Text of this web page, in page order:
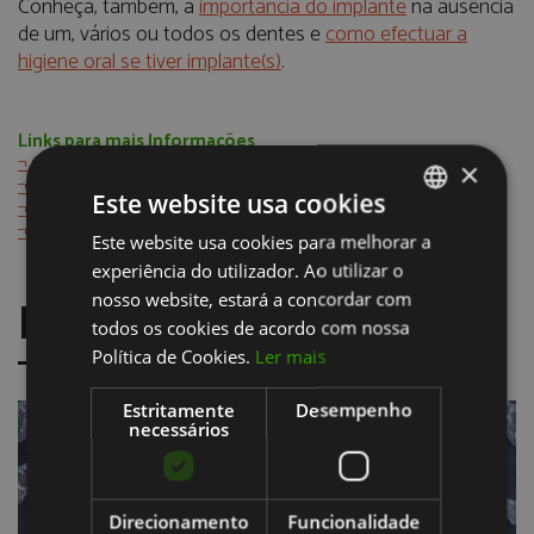
de um, vários ou todos os dentes ecomo efectuar a
higiene oral se tiver implante(s).
Links para mais Informações
¬ Cuidados Pós-operatórios em cirurgia oral
¬ Custos de implantes dentários: 3 coisas que precisa de saber
¬ Perguntas Frequentes sobre implantes dentários
¬ Opções para casos extremos de atrofias
NOVIDADES
PORTUGUESE
ENGLISH
×
Este website usa cookies
Este website usa cookies para melhorar a
experiência do utilizador. Ao utilizar o
nosso website, estará a concordar com
todos os cookies de acordo com nossa
Política de Cookies. Ler mais
Estritamente
necessários
Desempenho
Direcionamento Funcionalidade